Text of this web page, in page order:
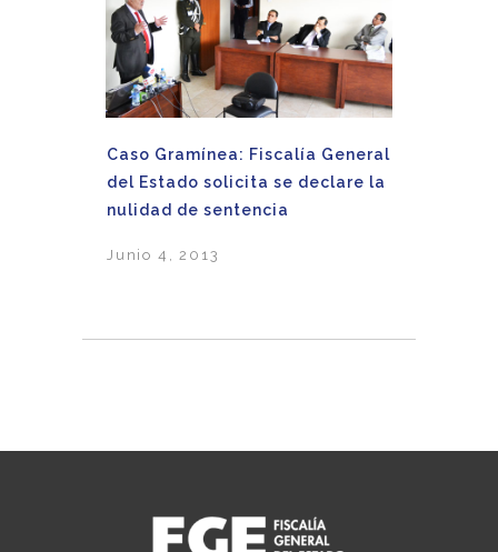
Caso Gramínea: Fiscalía General
del Estado solicita se declare la
nulidad de sentencia
Junio 4, 2013